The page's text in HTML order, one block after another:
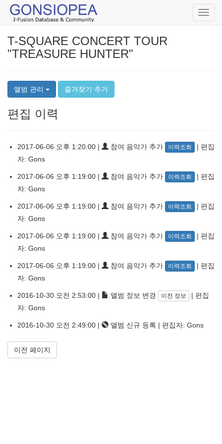
T-SQUARE CONCERT TOUR
"TREASURE HUNTER"
앨범 관리 즐겨찾기 추가
편집 이력
2017-06-06 오후 1:20:00 | 참여 음악가 추가 이력조회
| 편집
자: Gons
2017-06-06 오후 1:19:00 | 참여 음악가 추가 이력조회
| 편집
자: Gons
2017-06-06 오후 1:19:00 | 참여 음악가 추가 이력조회
| 편집
자: Gons
2017-06-06 오후 1:19:00 | 참여 음악가 추가 이력조회
| 편집
자: Gons
2017-06-06 오후 1:19:00 | 참여 음악가 추가 이력조회
| 편집
자: Gons
2016-10-30 오전 2:53:00 | 앨범 정보 변경 이전 정보
| 편집
자: Gons
2016-10-30 오전 2:49:00 | 앨범 신규 등록 | 편집자: Gons
이전 페이지